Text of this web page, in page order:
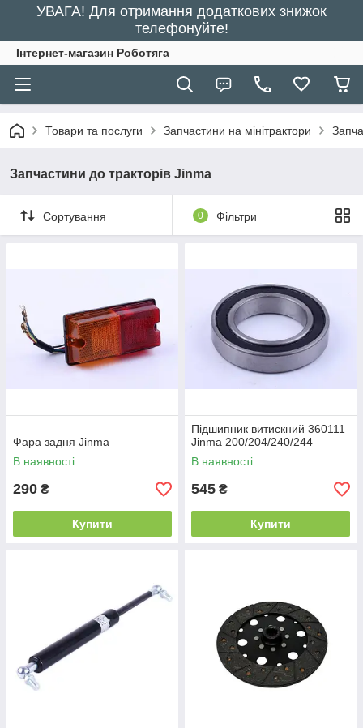
УВАГА! Для отримання додаткових знижок
телефонуйте!
Інтернет-магазин Роботяга
Товари та послуги Запчастини на мінітрактори
Запчастини до тракторів Jinma
Сортування 0 Фільтри
Фара задня Jinma
В наявності
290 ₴
Купити
Підшипник витискний 360111
Jinma 200/204/240/244
В наявності
545 ₴
Купити